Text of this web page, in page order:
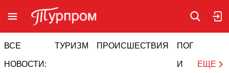
ВСЕ
НОВОСТИ:
ТУРИЗМ ПРОИСШЕСТВИЯ ПОГОДА
И ЕЩЕ